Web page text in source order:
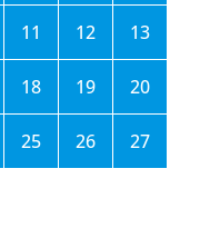
11 12 13
18 19 20
25 26 27